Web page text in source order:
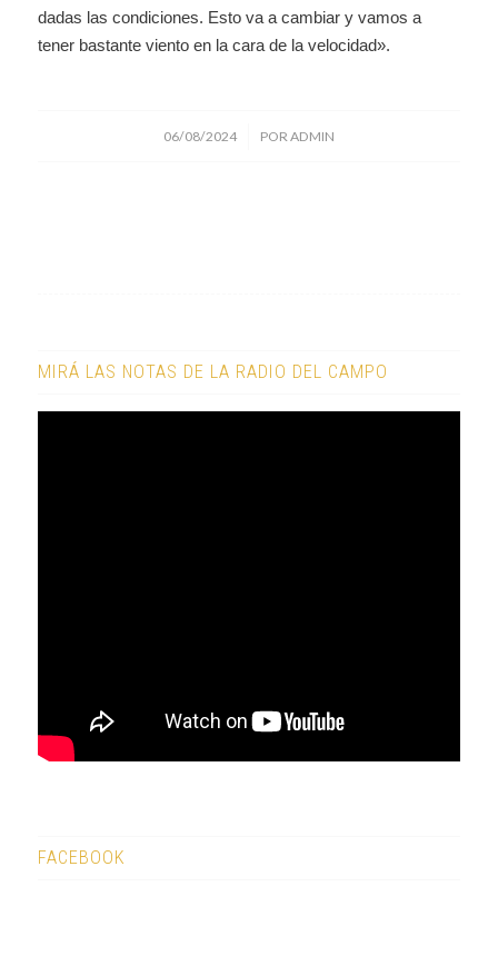
dadas las condiciones. Esto va a cambiar y vamos a
tener bastante viento en la cara de la velocidad».
06/08/2024
/ POR ADMIN
MIRÁ LAS NOTAS DE LA RADIO DEL CAMPO
FACEBOOK